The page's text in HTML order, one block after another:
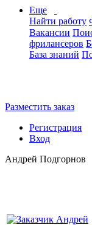
Еще
Найти работу
Вакансии
фрилансеров
База знаний
Разместить заказ
Регистрация
Вход
Андрей Подгорнов